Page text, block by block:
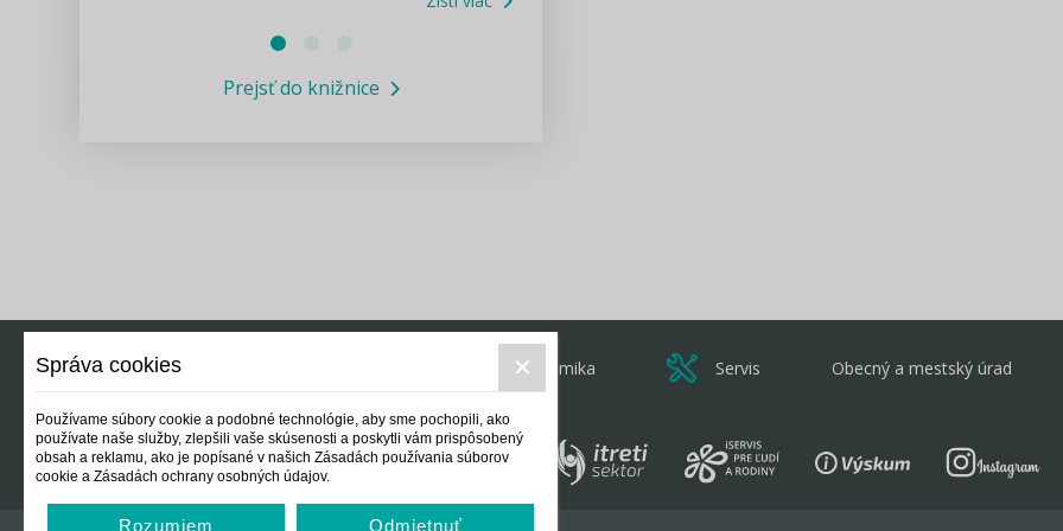
Informácie COVID19
Prejsť do knižnice
Ekonomika Servis Obecný a mestský úrad
Správa cookies
Používame súbory cookie a podobné technológie, aby sme pochopili, ako
používate naše služby, zlepšili vaše skúsenosti a poskytli vám prispôsobený
obsah a reklamu, ako je popísané v našich Zásadách používania súborov
cookie a Zásadách ochrany osobných údajov.
Rozumiem Odmietnuť